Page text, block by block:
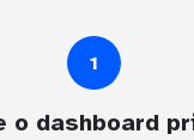
1
o dashboard